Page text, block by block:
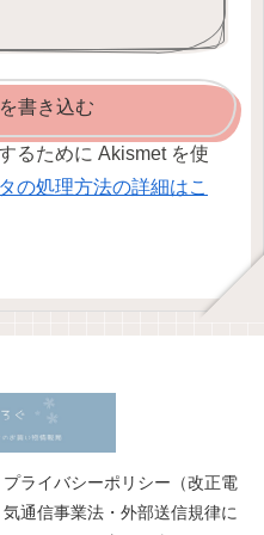
書き込む
るために Akismet を使
の処理方法の詳細はこ
プライバシーポリシー（改正電
気通信事業法・外部送信規律に